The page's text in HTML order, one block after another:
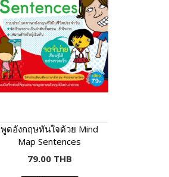
พูดอังกฤษทันใจด้วย Mind
Map Sentences
79.00 THB